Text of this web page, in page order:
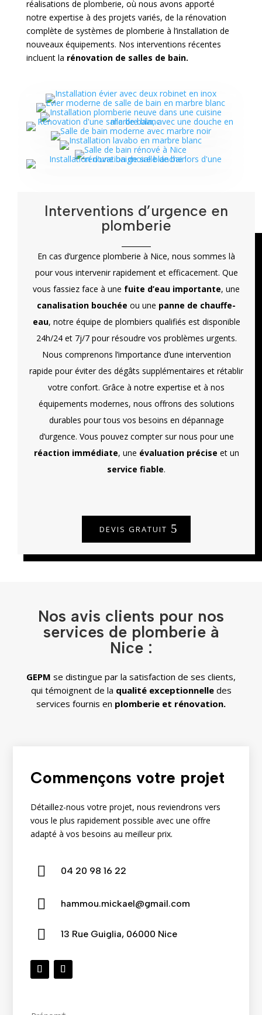
réalisations de plomberie, où nous avons apporté
notre expertise à des projets variés, de la rénovation
complète de systèmes de plomberie à l’installation de
nouveaux équipements. Nos interventions récentes
incluent la rénovation de salles de bain.
Interventions d’urgence en
plomberie
En cas d’urgence plomberie à Nice, nous sommes là
pour vous intervenir rapidement et efficacement. Que
vous fassiez face à une fuite d’eau importante, une
canalisation bouchée ou une panne de chauffe-
eau, notre équipe de plombiers qualifiés est disponible
24h/24 et 7j/7 pour résoudre vos problèmes urgents.
Nous comprenons l’importance d’une intervention
rapide pour éviter des dégâts supplémentaires et rétablir
votre confort. Grâce à notre expertise et à nos
équipements modernes, nous offrons des solutions
durables pour tous vos besoins en dépannage
d’urgence. Vous pouvez compter sur nous pour une
réaction immédiate, une évaluation précise et un
service fiable.
DEVIS GRATUIT
Nos avis clients pour nos
services de plomberie à
Nice :
GEPM se distingue par la satisfaction de ses clients,
qui témoignent de la qualité exceptionnelledes
services fournis en plomberie et rénovation.
Commençons votre projet
Détaillez-nous votre projet, nous reviendrons vers
vous le plus rapidement possible avec une offre
adapté à vos besoins au meilleur prix.
 04 20 98 16 22
 hammou.mickael@gmail.com
 13 Rue Guiglia, 06000 Nice